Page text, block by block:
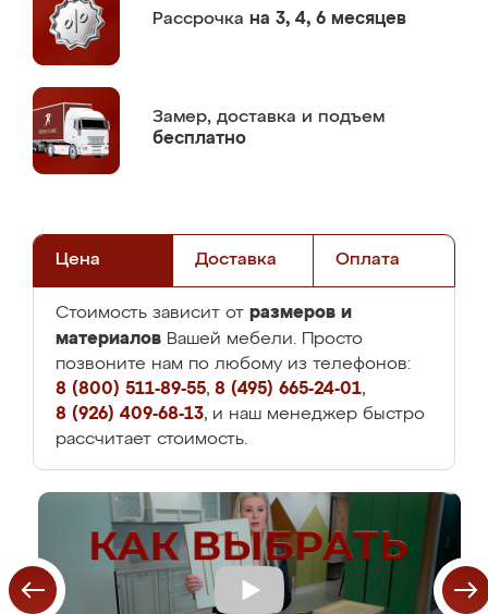
Рассрочка на 3, 4, 6 месяцев
Замер, доставка и подъем
бесплатно
Цена Доставка Оплата
Стоимость зависит от размеров и
материалов Вашей мебели. Просто
позвоните нам по любому из телефонов:
8 (800) 511-89-55, 8 (495) 665-24-01,
8 (926) 409-68-13, и наш менеджер быстро
рассчитает стоимость.